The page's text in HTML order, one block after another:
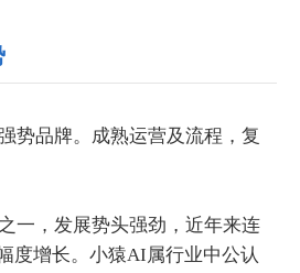
势品牌。成熟运营及流程，复
一，发展势头强劲，近年来连
度增长。小猿AI属行业中公认